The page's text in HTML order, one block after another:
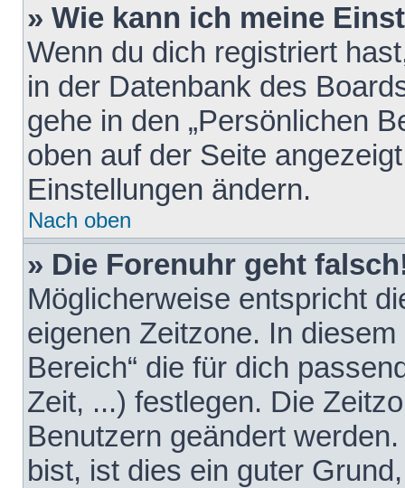
» Wie kann ich meine
Wenn du dich registriert
in der Datenbank des
gehe in den „Persönlichen
oben auf der Seite
Einstellungen ändern.
Nach oben
» Die Forenuhr geht
Möglicherweise entspricht
eigenen Zeitzone. In
Bereich“ die für dich
Zeit, ...) festlegen. Die
Benutzern geändert
bist, ist dies ein guter